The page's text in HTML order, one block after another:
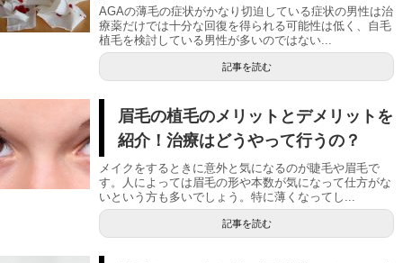
AGAの薄毛の症状がかなり切迫している症状の男性は治
療薬だけでは十分な回復を得られる可能性は低く、自毛
植毛を検討している男性が多いのではない...
記事を読む
眉毛の植毛のメリットとデメリットを
紹介！治療はどうやって行うの？
メイクをするときに意外と気になるのが睫毛や眉毛で
す。人によっては眉毛の形や本数が気になって仕方がな
いという方も多いでしょう。特に薄くなってし...
記事を読む